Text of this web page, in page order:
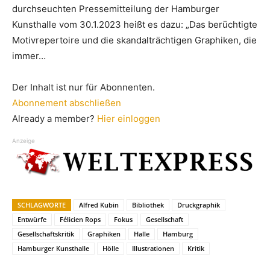
durchseuchten Pressemitteilung der Hamburger
Kunsthalle vom 30.1.2023 heißt es dazu: „Das berüchtigte
Motivrepertoire und die skandalträchtigen Graphiken, die
immer…
Der Inhalt ist nur für Abonnenten.
Abonnement abschließen
Already a member? Hier einloggen
Anzeige
SCHLAGWORTE Alfred Kubin Bibliothek
Druckgraphik
Entwürfe
Félicien Rops Fokus
Gesellschaft
Gesellschaftskritik
Graphiken Halle
Hamburg
Hamburger Kunsthalle
Hölle Illustrationen
Kritik